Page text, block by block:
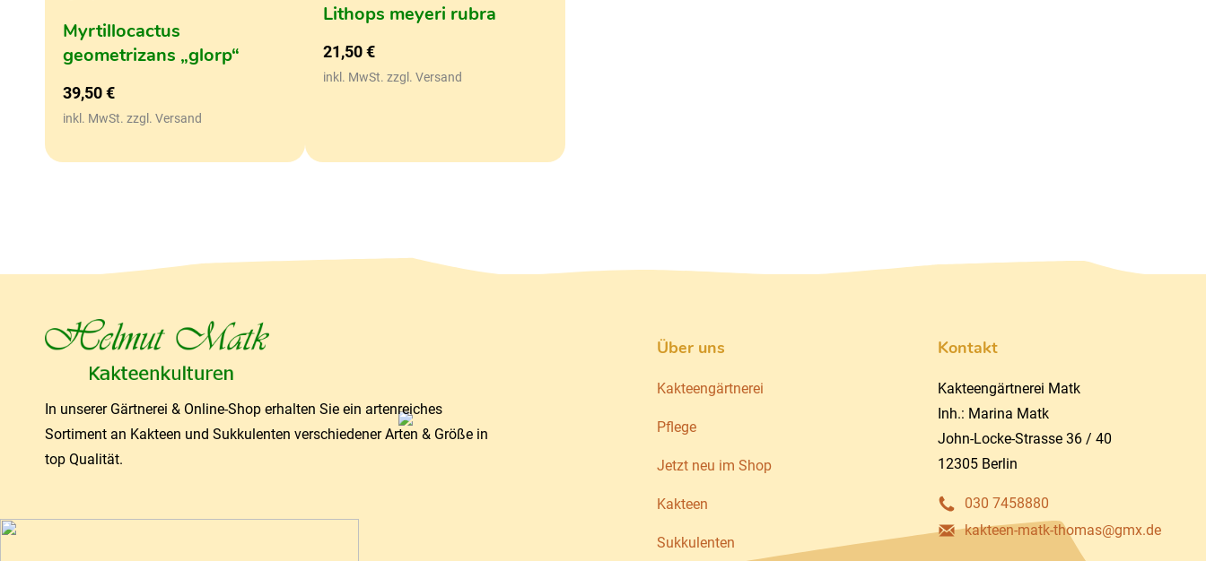
Myrtillocactus
geometrizans „glorp“
39,50€
inkl. MwSt. zzgl. Versand
Lithops meyeri rubra
21,50€
inkl. MwSt. zzgl. Versand
In unserer Gärtnerei & Online-Shop erhalten Sie ein artenreiches
Sortiment an Kakteen und Sukkulenten verschiedener Arten & Größe in
top Qualität.
Über uns
Kakteengärtnerei
Pflege
Jetzt neu im Shop
Kakteen
Sukkulenten
Kontakt
Kakteengärtnerei Matk
Inh.: Marina Matk
John-Locke-Strasse 36 / 40
12305 Berlin
030 7458880
kakteen-matk-thomas@gmx.de